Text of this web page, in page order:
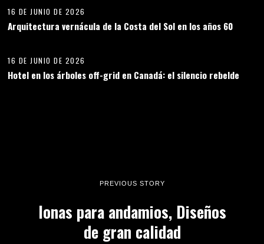
16 DE JUNIO DE 2026
Arquitectura vernácula de la Costa del Sol en los años 6014
16 DE JUNIO DE 2026
Hotel en los árboles off-grid en Canadá: el silencio rebelde
PREVIOUS STORY
lonas para andamios, Diseños
de gran calidad